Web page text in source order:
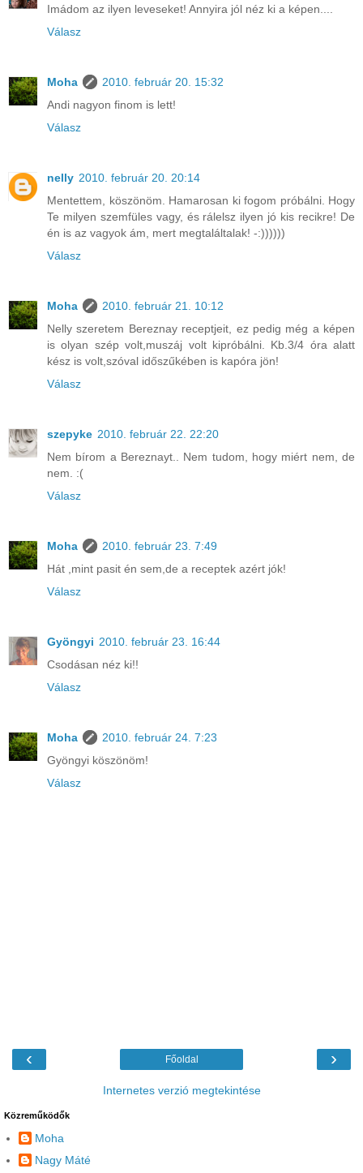
Imádom az ilyen leveseket! Annyira jól néz ki a képen....
Válasz
Moha
2010. február 20. 15:32
Andi nagyon finom is lett!
Válasz
nelly 2010. február 20. 20:14
Mentettem, köszönöm. Hamarosan ki fogom próbálni. Hogy
Te milyen szemfüles vagy, és rálelsz ilyen jó kis recikre! De
én is az vagyok ám, mert megtaláltalak! -:))))))
Válasz
Moha
2010. február 21. 10:12
Nelly szeretem Bereznay receptjeit, ez pedig még a képen
is olyan szép volt,muszáj volt kipróbálni. Kb.3/4 óra alatt
kész is volt,szóval időszűkében is kapóra jön!
Válasz
szepyke 2010. február 22. 22:20
Nem bírom a Bereznayt.. Nem tudom, hogy miért nem, de
nem. :(
Válasz
Moha
2010. február 23. 7:49
Hát ,mint pasit én sem,de a receptek azért jók!
Válasz
Gyöngyi 2010. február 23. 16:44
Csodásan néz ki!!
Válasz
Moha
2010. február 24. 7:23
Gyöngyi köszönöm!
Válasz
‹ ›
Főoldal
Internetes verzió megtekintése
Közreműködők
Moha
Nagy Máté